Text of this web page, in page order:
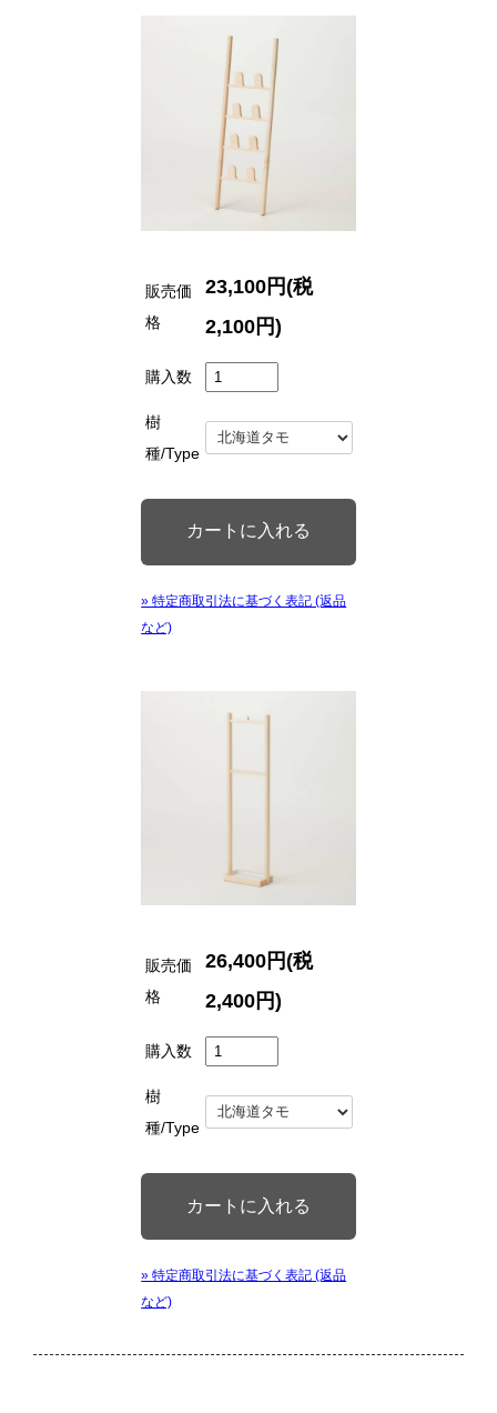
販売価
格
23,100円(税
2,100円)
購入数
樹
種/Type
» 特定商取引法に基づく表記 (返品
など)
販売価
格
26,400円(税
2,400円)
購入数
樹
種/Type
» 特定商取引法に基づく表記 (返品
など)